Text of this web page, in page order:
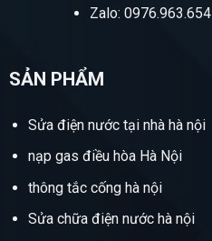
Zalo: 0976.963.654
SẢN PHẨM
Sửa điện nước tại nhà hà nội
nạp gas điều hòa Hà Nội
thông tắc cống hà nội
Sửa chữa điện nước hà nội